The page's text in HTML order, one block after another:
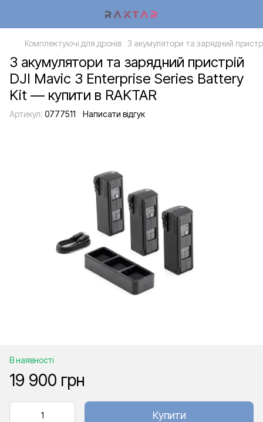
Комплектуючі для дронів 3 акумулятори та зарядний
3 акумулятори та зарядний пристрій
DJI Mavic 3 Enterprise Series Battery
Kit — купити в RAKTAR
Артикул: 0777511 Написати відгук
В наявності
19 900 грн
Купити